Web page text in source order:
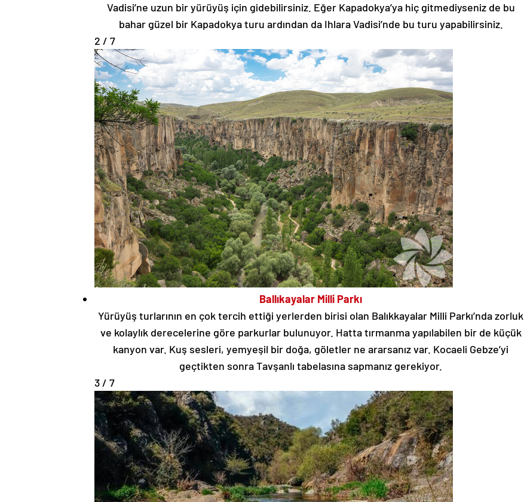
Vadisi’ne uzun bir yürüyüş için gidebilirsiniz. Eğer Kapadokya’ya hiç gitmediyseniz de bu
bahar güzel bir Kapadokya turu ardından da Ihlara Vadisi’nde bu turu yapabilirsiniz.
2 / 7
Ballıkayalar Milli Parkı
Yürüyüş turlarının en çok tercih ettiği yerlerden birisi olan Balıkkayalar Milli Parkı’nda zorluk
ve kolaylık derecelerine göre parkurlar bulunuyor. Hatta tırmanma yapılabilen bir de küçük
kanyon var. Kuş sesleri, yemyeşil bir doğa, göletler ne ararsanız var. Kocaeli Gebze’yi
geçtikten sonra Tavşanlı tabelasına sapmanız gerekiyor.
3 / 7